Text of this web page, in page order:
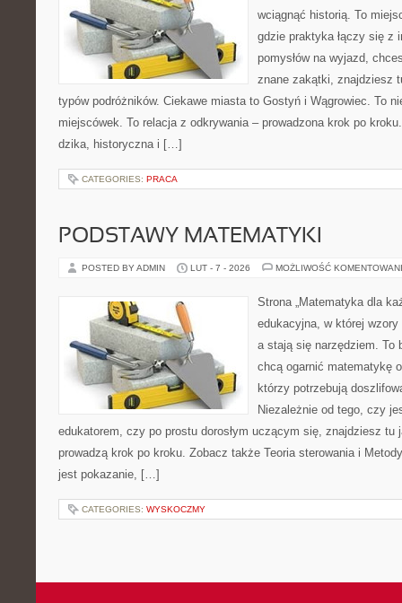
wciągnąć historią. To
gdzie praktyka łączy się z
pomysłów na wyjazd,
znane zakątki, znajdziesz
typów podróżników. Ciekawe miasta to Gostyń i Wągrowiec. To
miejscówek. To relacja z odkrywania – prowadzona krok po
dzika, historyczna i […]
CATEGORIES: PRACA
PODSTAWY MATEMATYKI
POSTED BY ADMIN LUT - 7 - 2026 MOŻLIWOŚĆ
Strona „Matematyka dla
edukacyjna, w której
a stają się narzędziem. To
chcą ogarnić matematykę
którzy potrzebują
Niezależnie od tego, czy
edukatorem, czy po prostu dorosłym uczącym się, znajdziesz tu
prowadzą krok po kroku. Zobacz także Teoria sterowania i
jest pokazanie, […]
CATEGORIES: WYSKOCZMY